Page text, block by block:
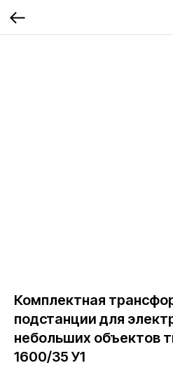
Комплектная
подстанции для
небольших объектов
1600/35 У1